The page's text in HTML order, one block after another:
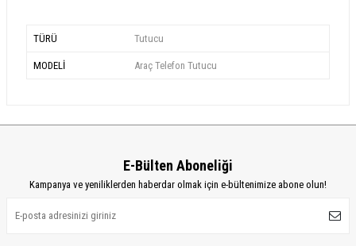
TÜRÜ Tutucu
MODELİ Araç Telefon Tutucu
E-Bülten Aboneliği
Kampanya ve yeniliklerden haberdar olmak için e-bültenimize abone olun!